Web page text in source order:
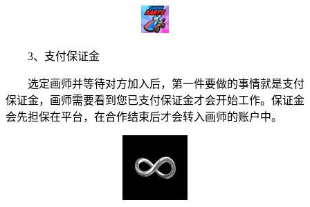
3、支付保证金
选定画师并等待对方加入后，第一件要做的事情就是支付
保证金，画师需要看到您已支付保证金才会开始工作。保证金
会先担保在平台，在合作结束后才会转入画师的账户中。